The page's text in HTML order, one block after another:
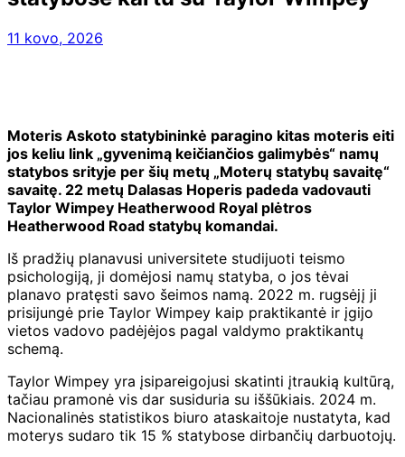
11 kovo, 2026
Moteris Askoto statybininkė paragino kitas moteris eiti
jos keliu link „gyvenimą keičiančios galimybės“ namų
statybos srityje per šių metų „Moterų statybų savaitę“
savaitę. 22 metų Dalasas Hoperis padeda vadovauti
Taylor Wimpey Heatherwood Royal plėtros
Heatherwood Road statybų komandai.
Iš pradžių planavusi universitete studijuoti teismo
psichologiją, ji domėjosi namų statyba, o jos tėvai
planavo pratęsti savo šeimos namą. 2022 m. rugsėjį ji
prisijungė prie Taylor Wimpey kaip praktikantė ir įgijo
vietos vadovo padėjėjos pagal valdymo praktikantų
schemą.
Taylor Wimpey yra įsipareigojusi skatinti įtraukią kultūrą,
tačiau pramonė vis dar susiduria su iššūkiais. 2024 m.
Nacionalinės statistikos biuro ataskaitoje nustatyta, kad
moterys sudaro tik 15 % statybose dirbančių darbuotojų.